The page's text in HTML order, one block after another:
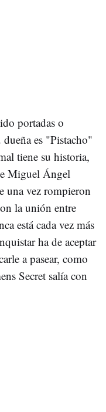
portadas o
es "Pistacho"
tiene su historia,
Miguel Ángel
una vez rompieron
la unión entre
está cada vez más
ha de aceptar
a pasear, como
Secret salía con